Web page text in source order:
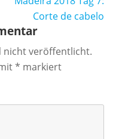
Corte de cabelo
nicht veröffentlicht.
* markiert